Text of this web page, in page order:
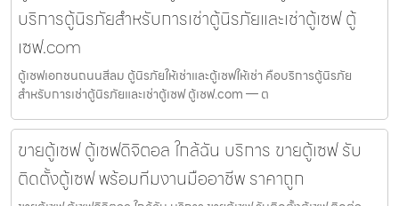
บริการตู้นิรภัยสำหรับการเช่าตู้นิรภัยและเช่าตู้เซฟ ตู้
เซฟ.com
ตู้เซฟเอกชนถนนสีลม ตู้นิรภัยให้เช่าและตู้เซฟให้เช่า คือบริการตู้นิรภัย
สำหรับการเช่าตู้นิรภัยและเช่าตู้เซฟ ตู้เซฟ.com — ต
ขายตู้เซฟ ตู้เซฟดิจิตอล ใกล้ฉัน บริการ ขายตู้เซฟ รับ
ติดตั้งตู้เซฟ พร้อมทีมงานมืออาชีพ ราคาถูก